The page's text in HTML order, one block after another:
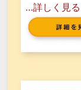
…詳しく見る